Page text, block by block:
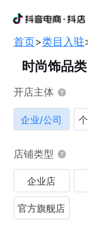
首页>类目入驻
时尚饰品
开店主体
企业/公司
店铺类型
企业店
官方旗舰店